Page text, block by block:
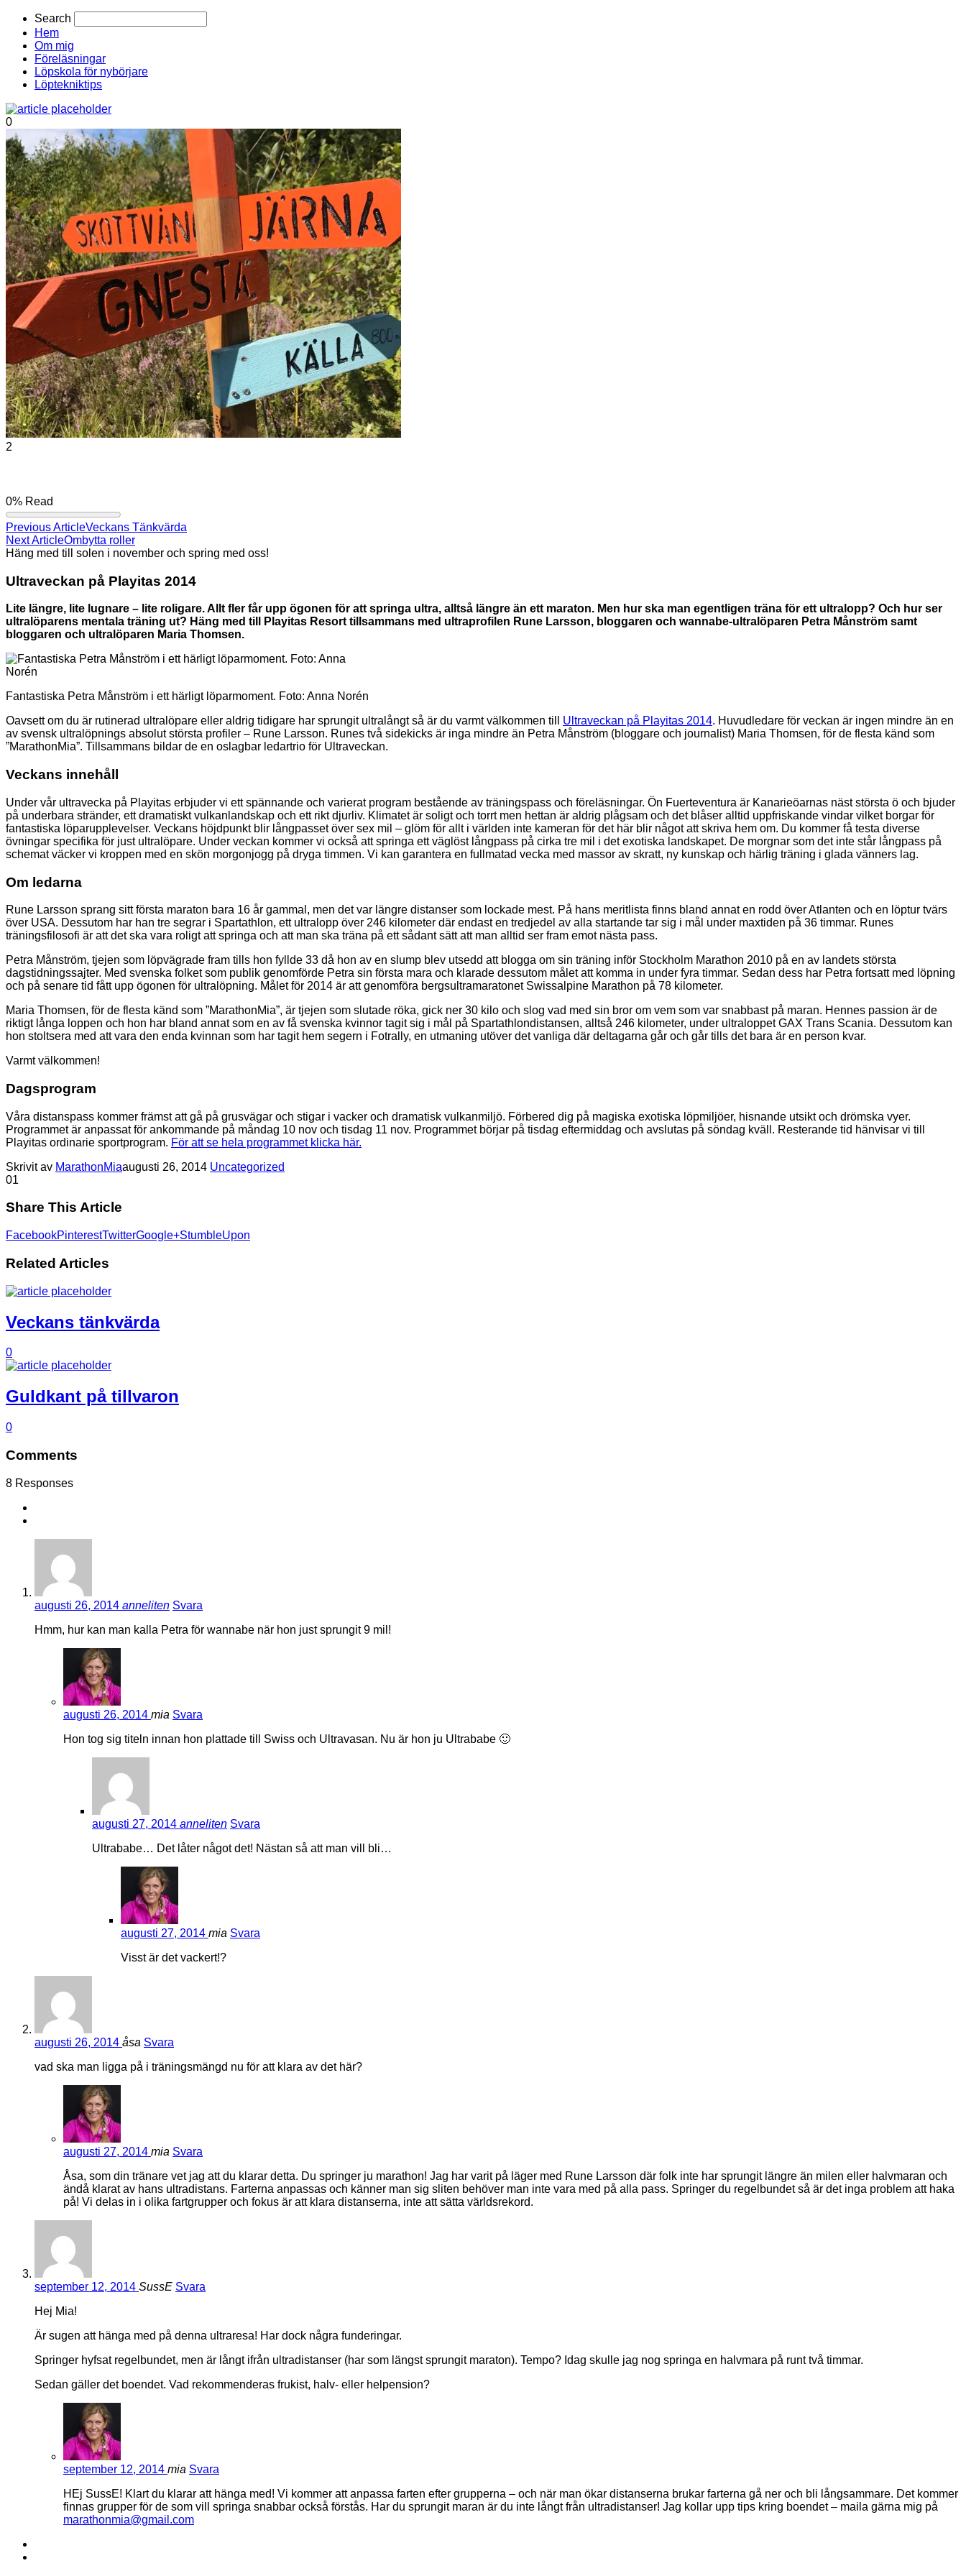
Search
Hem
Om mig
Föreläsningar
Löpskola för nybörjare
Löptekniktips
0
2
0% Read
Previous ArticleVeckans Tänkvärda
Next ArticleOmbytta roller
Häng med till solen i november och spring med oss!
Ultraveckan på Playitas 2014
Lite längre, lite lugnare – lite roligare. Allt fler får upp ögonen för att springa ultra, alltså längre än ett maraton. Men hur ska man egentligen träna för ett ultralopp? Och hur ser
ultralöparens mentala träning ut? Häng med till Playitas Resorttillsammans med ultraprofilen Rune Larsson, bloggaren och wannabe-ultralöparen Petra Månström samt
bloggaren och ultralöparen Maria Thomsen.
Fantastiska Petra Månström i ett härligt löparmoment. Foto: Anna Norén
Oavsett om du är rutinerad ultralöpare eller aldrig tidigare har sprungit ultralångt så är du varmt välkommen till Ultraveckan på Playitas 2014. Huvudledare för veckan är ingen mindre än en
av svensk ultralöpnings absolut största profiler – Rune Larsson. Runes två sidekicks är inga mindre än Petra Månström (bloggare och journalist) Maria Thomsen, för de flesta känd som
”MarathonMia”. Tillsammans bildar de en oslagbar ledartrio för Ultraveckan.
Veckans innehåll
Under vår ultravecka på Playitas erbjuder vi ett spännande och varierat program bestående av träningspass och föreläsningar. Ön Fuerteventura är Kanarieöarnas näst största ö och bjuder
på underbara stränder, ett dramatiskt vulkanlandskap och ett rikt djurliv. Klimatet är soligt och torrt men hettan är aldrig plågsam och det blåser alltid uppfriskande vindar vilket borgar för
fantastiska löparupplevelser. Veckans höjdpunkt blir långpasset över sex mil – glöm för allt i världen inte kameran för det här blir något att skriva hem om. Du kommer få testa diverse
övningar specifika för just ultralöpare. Under veckan kommer vi också att springa ett väglöst långpass på cirka tre mil i det exotiska landskapet. De morgnar som det inte står långpass på
schemat väcker vi kroppen med en skön morgonjogg på dryga timmen. Vi kan garantera en fullmatad vecka med massor av skratt, ny kunskap och härlig träning i glada vänners lag.
Om ledarna
Rune Larsson sprang sitt första maraton bara 16 år gammal, men det var längre distanser som lockade mest. På hans meritlista finns bland annat en rodd över Atlanten och en löptur tvärs
över USA. Dessutom har han tre segrar i Spartathlon, ett ultralopp över 246 kilometer där endast en tredjedel av alla startande tar sig i mål under maxtiden på 36 timmar. Runes
träningsfilosofi är att det ska vara roligt att springa och att man ska träna på ett sådant sätt att man alltid ser fram emot nästa pass.
Petra Månström, tjejen som löpvägrade fram tills hon fyllde 33 då hon av en slump blev utsedd att blogga om sin träning inför Stockholm Marathon 2010 på en av landets största
dagstidningssajter. Med svenska folket som publik genomförde Petra sin första mara och klarade dessutom målet att komma in under fyra timmar. Sedan dess har Petra fortsatt med löpning
och på senare tid fått upp ögonen för ultralöpning. Målet för 2014 är att genomföra bergsultramaratonet Swissalpine Marathon på 78 kilometer.
Maria Thomsen, för de flesta känd som ”MarathonMia”, är tjejen som slutade röka, gick ner 30 kilo och slog vad med sin bror om vem som var snabbast på maran. Hennes passion är de
riktigt långa loppen och hon har bland annat som en av få svenska kvinnor tagit sig i mål på Spartathlondistansen, alltså 246 kilometer, under ultraloppet GAX Trans Scania. Dessutom kan
hon stoltsera med att vara den enda kvinnan som har tagit hem segern i Fotrally, en utmaning utöver det vanliga där deltagarna går och går tills det bara är en person kvar.
Varmt välkommen!
Dagsprogram
Våra distanspass kommer främst att gå på grusvägar och stigar i vacker och dramatisk vulkanmiljö. Förbered dig på magiska exotiska löpmiljöer, hisnande utsikt och drömska vyer.
Programmet är anpassat för ankommande på måndag 10 nov och tisdag 11 nov. Programmet börjar på tisdag eftermiddag och avslutas på söndag kväll. Resterande tid hänvisar vi till
Playitas ordinarie sportprogram. För att se hela programmet klicka här.
Skrivit av MarathonMiaaugusti 26, 2014 Uncategorized
01
Share This Article
FacebookPinterestTwitterGoogle+StumbleUpon
Related Articles
Veckans tänkvärda
0
Guldkant på tillvaron
0
Comments
8 Responses
augusti 26, 2014 anneliten Svara
Hmm, hur kan man kalla Petra för wannabe när hon just sprungit 9 mil!
augusti 26, 2014 mia Svara
Hon tog sig titeln innan hon plattade till Swiss och Ultravasan. Nu är hon ju Ultrababe 🙂
augusti 27, 2014 anneliten Svara
Ultrababe… Det låter något det! Nästan så att man vill bli…
augusti 27, 2014 mia Svara
Visst är det vackert!?
augusti 26, 2014 åsa Svara
vad ska man ligga på i träningsmängd nu för att klara av det här?
augusti 27, 2014 mia Svara
Åsa, som din tränare vet jag att du klarar detta. Du springer ju marathon! Jag har varit på läger med Rune Larsson där folk inte har sprungit längre än milen eller halvmaran och
ändå klarat av hans ultradistans. Farterna anpassas och känner man sig sliten behöver man inte vara med på alla pass. Springer du regelbundet så är det inga problem att haka
på! Vi delas in i olika fartgrupper och fokus är att klara distanserna, inte att sätta världsrekord.
september 12, 2014 SussE Svara
Hej Mia!
Är sugen att hänga med på denna ultraresa! Har dock några funderingar.
Springer hyfsat regelbundet, men är långt ifrån ultradistanser (har som längst sprungit maraton). Tempo? Idag skulle jag nog springa en halvmara på runt två timmar.
Sedan gäller det boendet. Vad rekommenderas frukist, halv- eller helpension?
september 12, 2014 mia Svara
HEj SussE! Klart du klarar att hänga med! Vi kommer att anpassa farten efter grupperna – och när man ökar distanserna brukar farterna gå ner och bli långsammare. Det kommer
finnas grupper för de som vill springa snabbar också förstås. Har du sprungit maran är du inte långt från ultradistanser! Jag kollar upp tips kring boendet – maila gärna mig på
marathonmia@gmail.com